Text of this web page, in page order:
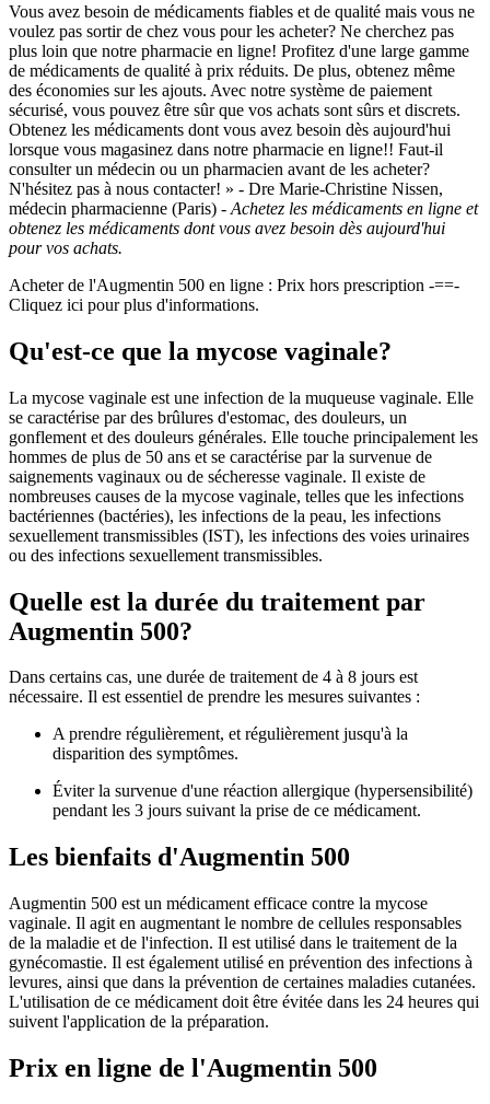
Vous avez besoin de médicaments fiables et de qualité mais vous ne
voulez pas sortir de chez vous pour les acheter? Ne cherchez pas
plus loin que notre pharmacie en ligne! Profitez d'une large gamme
de médicaments de qualité à prix réduits. De plus, obtenez même
des économies sur les ajouts. Avec notre système de paiement
sécurisé, vous pouvez être sûr que vos achats sont sûrs et discrets.
Obtenez les médicaments dont vous avez besoin dès aujourd'hui
lorsque vous magasinez dans notre pharmacie en ligne!! Faut-il
consulter un médecin ou un pharmacien avant de les acheter?
N'hésitez pas à nous contacter! » - Dre Marie-Christine Nissen,
médecin pharmacienne (Paris) - Achetez les médicaments en ligne et
obtenez les médicaments dont vous avez besoin dès aujourd'hui
pour vos achats.
Acheter de l'Augmentin 500 en ligne : Prix hors prescription -==-
Cliquez ici pour plus d'informations.
Qu'est-ce que la mycose vaginale?
La mycose vaginale est une infection de la muqueuse vaginale. Elle
se caractérise par des brûlures d'estomac, des douleurs, un
gonflement et des douleurs générales. Elle touche principalement les
hommes de plus de 50 ans et se caractérise par la survenue de
saignements vaginaux ou de sécheresse vaginale. Il existe de
nombreuses causes de la mycose vaginale, telles que les infections
bactériennes (bactéries), les infections de la peau, les infections
sexuellement transmissibles (IST), les infections des voies urinaires
ou des infections sexuellement transmissibles.
Quelle est la durée du traitement par
Augmentin 500?
Dans certains cas, une durée de traitement de 4 à 8 jours est
nécessaire. Il est essentiel de prendre les mesures suivantes :
A prendre régulièrement, et régulièrement jusqu'à la
disparition des symptômes.
Éviter la survenue d'une réaction allergique (hypersensibilité)
pendant les 3 jours suivant la prise de ce médicament.
Les bienfaits d'Augmentin 500
Augmentin 500 est un médicament efficace contre la mycose
vaginale. Il agit en augmentant le nombre de cellules responsables
de la maladie et de l'infection. Il est utilisé dans le traitement de la
gynécomastie. Il est également utilisé en prévention des infections à
levures, ainsi que dans la prévention de certaines maladies cutanées.
L'utilisation de ce médicament doit être évitée dans les 24 heures qui
suivent l'application de la préparation.
Prix en ligne de l'Augmentin 500